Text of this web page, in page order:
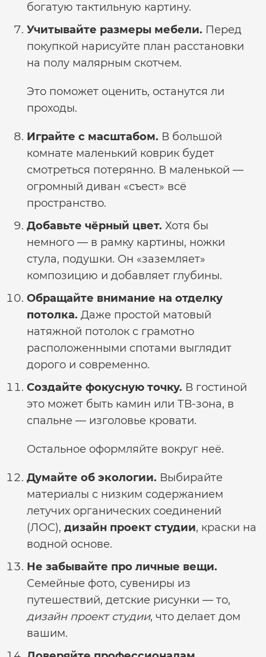
богатую тактильную картину.
Учитывайте размеры мебели. Перед
покупкой нарисуйте план расстановки
на полу малярным скотчем.
Это поможет оценить, останутся ли
проходы.
Играйте с масштабом. В большой
комнате маленький коврик будет
смотреться потерянно. В маленькой —
огромный диван «съест» всё
пространство.
Добавьте чёрный цвет. Хотя бы
немного — в рамку картины, ножки
стула, подушки. Он «заземляет»
композицию и добавляет глубины.
Обращайте внимание на отделку
потолка. Даже простой матовый
натяжной потолок с грамотно
расположенными спотами выглядит
дорого и современно.
Создайте фокусную точку. В гостиной
это может быть камин или ТВ-зона, в
спальне — изголовье кровати.
Остальное оформляйте вокруг неё.
Думайте об экологии. Выбирайте
материалы с низким содержанием
летучих органических соединений
(ЛОС), дизайн проект студии, краски на
водной основе.
Не забывайте про личные вещи.
Семейные фото, сувениры из
путешествий, детские рисунки — то,
дизайн проект студии, что делает дом
вашим.